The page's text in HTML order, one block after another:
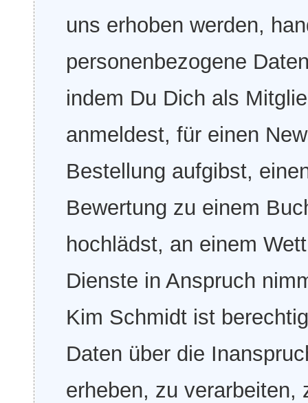
uns erhoben werden,
personenbezogene
indem Du Dich als
anmeldest, für einen
Bestellung aufgibst,
Bewertung zu einem
hochlädst, an einem
Dienste in Anspruch
Kim Schmidt ist
Daten über die
erheben, zu verarbeiten,